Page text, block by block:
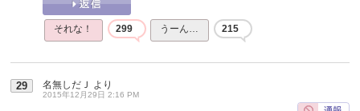
それな！ 299 うーん… 215
29 名無しだＪ より
2015年12月29日 2:16 PM